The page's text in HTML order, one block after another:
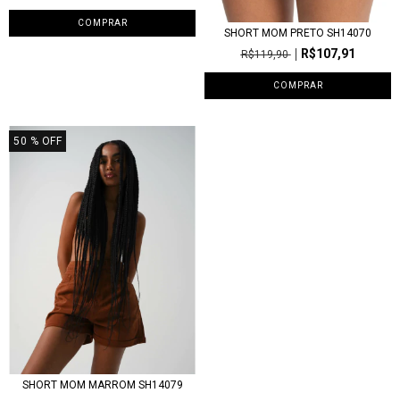
COMPRAR
SHORT MOM PRETO SH14070
R$119,90
R$107,91
COMPRAR
50 % OFF
SHORT MOM MARROM SH14079